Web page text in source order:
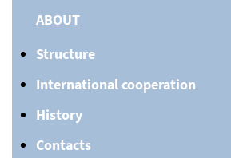
ABOUT
Structure
International cooperation
History
Contacts